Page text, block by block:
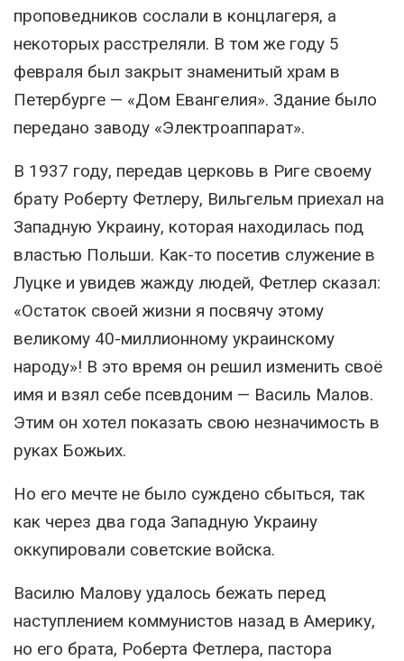
проповедников сослали в концлагеря, а
некоторых расстреляли. В том же году 5
февраля был закрыт знаменитый храм в
Петербурге — «Дом Евангелия». Здание было
передано заводу «Электроаппарат».
В 1937 году, передав церковь в Риге своему
брату Роберту Фетлеру, Вильгельм приехал на
Западную Украину, которая находилась под
властью Польши. Как-то посетив служение в
Луцке и увидев жажду людей, Фетлер сказал:
«Остаток своей жизни я посвячу этому
великому 40-миллионному украинскому
народу»! В это время он решил изменить своё
имя и взял себе псевдоним — Василь Малов.
Этим он хотел показать свою незначимость в
руках Божьих.
Но его мечте не было суждено сбыться, так
как через два года Западную Украину
оккупировали советские войска.
Василю Малову удалось бежать перед
наступлением коммунистов назад в Америку,
но его брата, Роберта Фетлера, пастора